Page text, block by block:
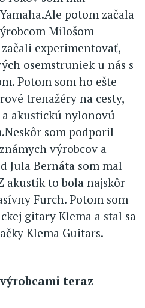
potom začala
Milošom
experimentovať,
osemstruniek u nás s
Potom som ho ešte
trenažéry na cesty,
akustickú nylonovú
som podporil
výrobcov a
Jula Bernáta som mal
akustík to bola najskôr
Furch. Potom som
gitary Klema a stal sa
Klema Guitars.
teraz